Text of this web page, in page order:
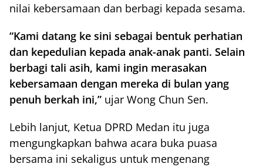
nilai kebersamaan dan berbagi kepada sesama.
“Kami datang ke sini sebagai bentuk perhatian
dan kepedulian kepada anak-anak panti. Selain
berbagi tali asih, kami ingin merasakan
kebersamaan dengan mereka di bulan yang
penuh berkah ini,” ujar Wong Chun Sen.
Lebih lanjut, Ketua DPRD Medan itu juga
mengungkapkan bahwa acara buka puasa
bersama ini sekaligus untuk mengenang